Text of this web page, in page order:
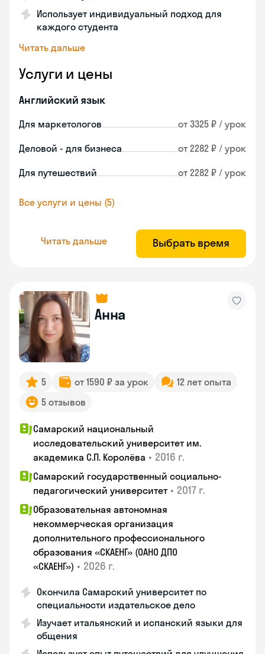
Использует индивидуальный подход для
каждого студента
Читать дальше
Услуги и цены
Английский язык
Для маркетологов от 3325 ₽ / урок
Деловой - для бизнеса от 2282 ₽ / урок
Для путешествий от 2282 ₽ / урок
Все услуги и цены (5)
Читать дальше Выбрать время
Анна
5 от 1590 ₽ за урок
12 лет опыта
5 отзывов
Самарский национальный
исследовательский университет им.
академика С.П. Королёва • 2016 г.
Самарский государственный социально-
педагогический университет • 2017 г.
Образовательная автономная
некоммерческая организация
дополнительного профессионального
образования «СКАЕНГ» (ОАНО ДПО
«СКАЕНГ») • 2026 г.
Окончила Самарский университет по
специальности издательское дело
Изучает итальянский и испанский языки для
общения